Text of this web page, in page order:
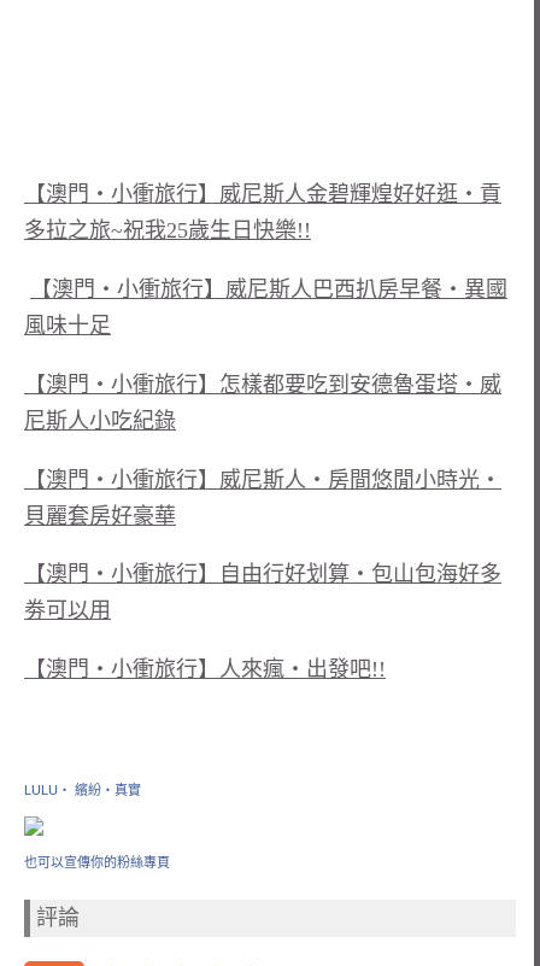
【澳門‧小衝旅行】威尼斯人金碧輝煌好好逛‧貢
多拉之旅~祝我25歲生日快樂!!
【澳門‧小衝旅行】威尼斯人巴西扒房早餐‧異國
風味十足
【澳門‧小衝旅行】怎樣都要吃到安德魯蛋塔‧威
尼斯人小吃紀錄
【澳門‧小衝旅行】威尼斯人‧房間悠閒小時光‧
貝麗套房好豪華
【澳門‧小衝旅行】自由行好划算‧包山包海好多
劵可以用
【澳門‧小衝旅行】人來瘋‧出發吧!!
LULU‧ 繽紛‧真實
也可以宣傳你的粉絲專頁
評論